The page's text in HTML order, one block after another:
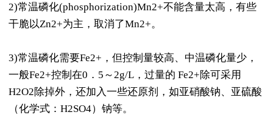
2)常温磷化(phosphorization)Mn2+不能含量太高，有些
干脆以Zn2+为主，取消了Mn2+。
3)常温磷化需要Fe2+，但控制量较高、中温磷化量少，
一般Fe2+控制在0．5～2g/L，过量的 Fe2+除可采用
H2O2除掉外，还加入一些还原剂，如亚硝酸钠、亚硫酸
（化学式：H2SO4）钠等。